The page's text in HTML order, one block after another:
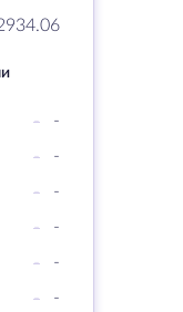
-
-
-
-
-
-
-
-
-
-
-
-